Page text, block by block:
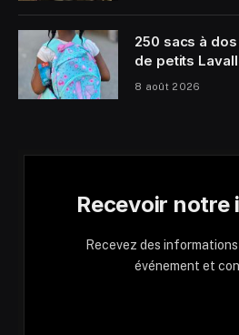
250 sacs à
de petits
8 août 2026
Recevoir
Recevez des
événement et